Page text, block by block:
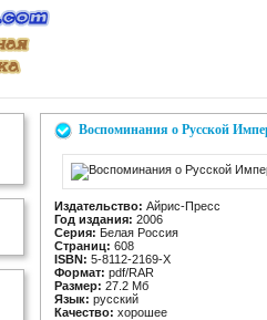
Воспоминания о Русской
Издательство: Айрис-Пресс
Год издания: 2006
Серия: Белая Россия
Страниц: 608
ISBN: 5-8112-2169-X
Формат: pdf/RAR
Размер: 27.2 Мб
Язык: русский
Качество: хорошее